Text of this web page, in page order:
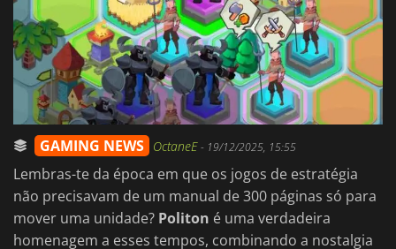
GAMING NEWS OctaneE- 19/12/2025, 15:55
Lembras-te da época em que os jogos de estratégia
não precisavam de um manual de 300 páginas só para
mover uma unidade? Politon é uma verdadeira
homenagem a esses tempos, combinando a nostalgia